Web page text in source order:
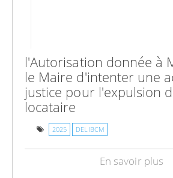
l'Autorisation donnée à
le Maire d'intenter une
justice pour l'expulsion
locataire
2025 DELIBCM
En savoir plus